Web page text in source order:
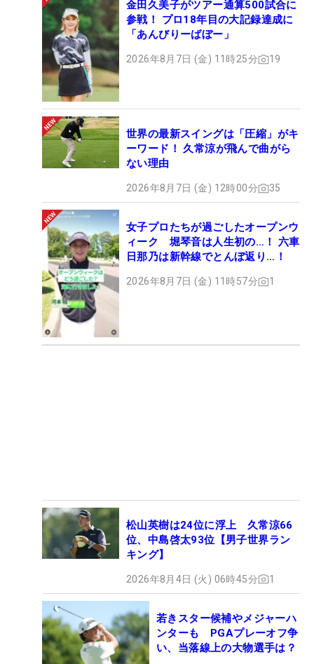
金田久美子がツアー通算500試合に
参戦！ プロ18年目の大記録達成に
「あんびりーばぼー」
2026年8月7日 (金) 11時25分 19
世界の最新スイングは「圧縮」がキ
ーワード！ 久常涼が飛んで曲がら
ない理由
2026年8月7日 (金) 12時00分 35
女子プロたちが過ごしたオープンウ
ィーク 堀琴音は人生初の…！ 六車
日那乃は新幹線でとんぼ返り…！
2026年8月7日 (金) 11時57分 1
松山英樹は24位に浮上 久常涼66
位、中島啓太93位【男子世界ラン
キング】
2026年8月4日 (火) 06時45分 1
若きスター候補やメジャーハ
ンターも PGAプレーオフ争
い、当落線上の大物選手は？